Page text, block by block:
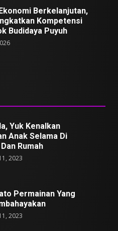
Berkelanjutan,
Kompetensi
Budidaya Puyuh
Yuk Kenalkan
Anak Selama Di
Rumah
2023
Permainan Yang
2023